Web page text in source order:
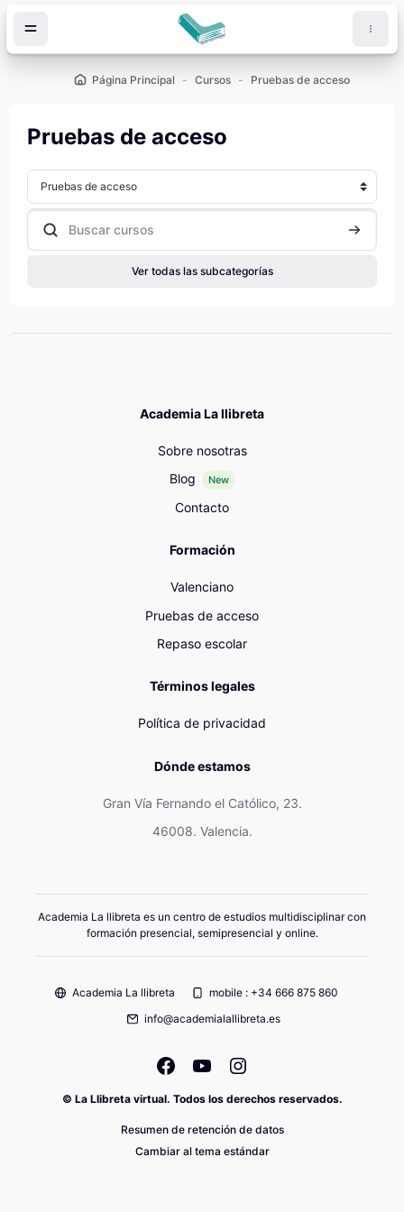
Página Principal Cursos Pruebas de acceso
Pruebas de acceso
Categorías
Buscar cursos Buscar
Ver todas las subcategorías
Academia La llibreta
Sobre nosotras
Blog
New
Contacto
Formación
Valenciano
Pruebas de acceso
Repaso escolar
Términos legales
Política de privacidad
Dónde estamos
Gran Vía Fernando el Católico, 23.
46008. Valencia.
Academia La llibreta es un centro de estudios multidisciplinar con
formación presencial, semipresencial y online.
Academia La llibreta
mobile : +34 666 875 860
info@academialallibreta.es
© La Llibreta virtual. Todos los derechos reservados.
Resumen de retención de datos
Cambiar al tema estándar